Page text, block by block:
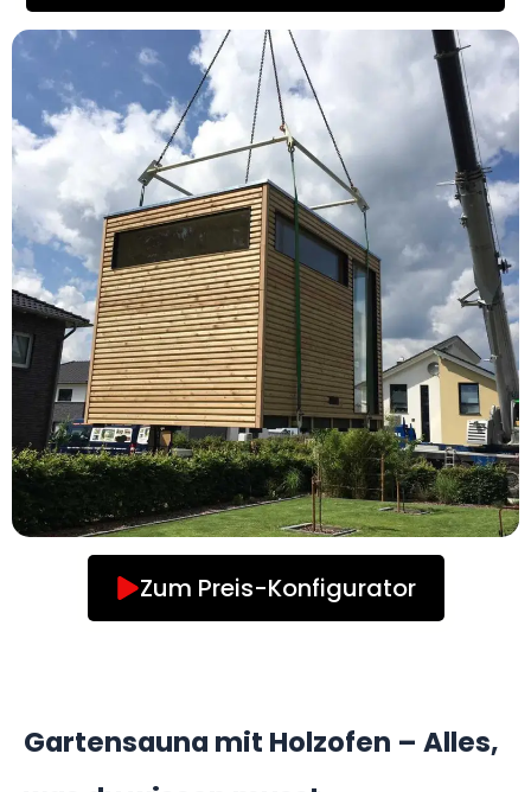
Zum Preis-Konfigurator
Gartensauna mit Holzofen – Alles,